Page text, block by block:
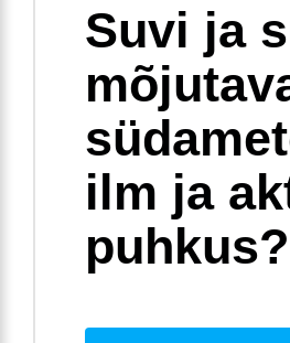
Suvi ja
ilm ja
puhkus?